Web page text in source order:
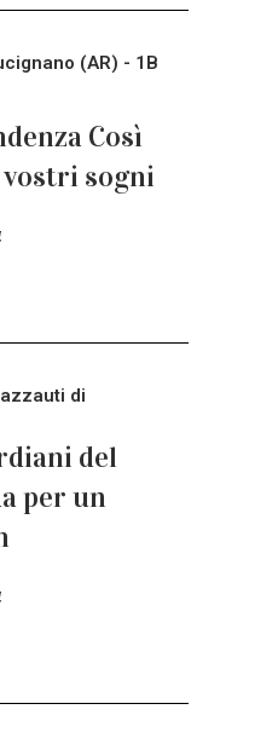
(AR) - 1B
Così
sogni
di
del
per un